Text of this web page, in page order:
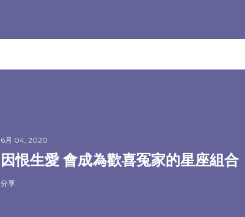
6月 04, 2020
因恨生愛 會成為歡喜冤家的星座組合
分享